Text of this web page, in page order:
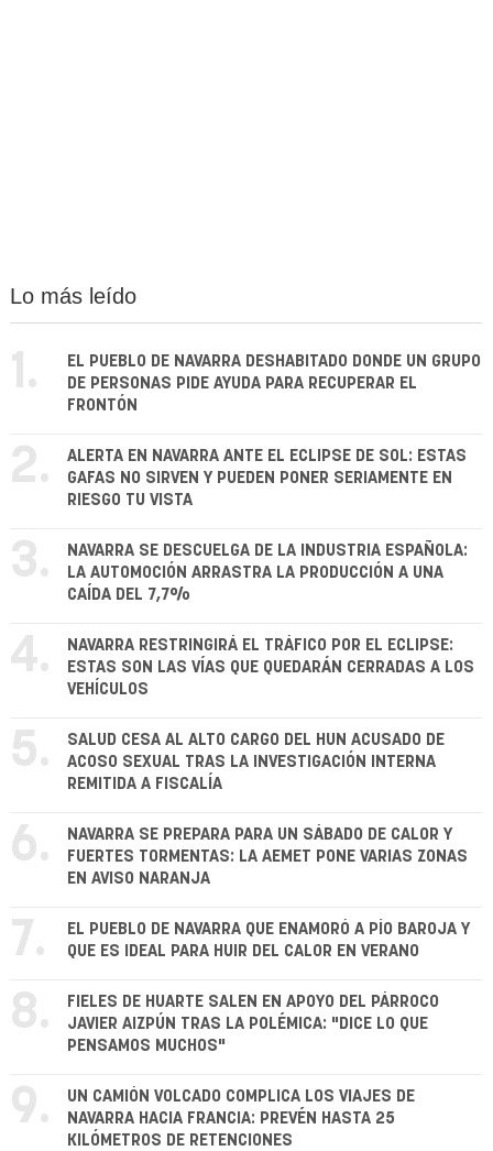
Lo más leído
1.
EL PUEBLO DE NAVARRA DESHABITADO DONDE UN GRUPO
DE PERSONAS PIDE AYUDA PARA RECUPERAR EL
FRONTÓN
2.
ALERTA EN NAVARRA ANTE EL ECLIPSE DE SOL: ESTAS
GAFAS NO SIRVEN Y PUEDEN PONER SERIAMENTE EN
RIESGO TU VISTA
3.
NAVARRA SE DESCUELGA DE LA INDUSTRIA ESPAÑOLA:
LA AUTOMOCIÓN ARRASTRA LA PRODUCCIÓN A UNA
CAÍDA DEL 7,7%
4.
NAVARRA RESTRINGIRÁ EL TRÁFICO POR EL ECLIPSE:
ESTAS SON LAS VÍAS QUE QUEDARÁN CERRADAS A LOS
VEHÍCULOS
5.
SALUD CESA AL ALTO CARGO DEL HUN ACUSADO DE
ACOSO SEXUAL TRAS LA INVESTIGACIÓN INTERNA
REMITIDA A FISCALÍA
6.
NAVARRA SE PREPARA PARA UN SÁBADO DE CALOR Y
FUERTES TORMENTAS: LA AEMET PONE VARIAS ZONAS
EN AVISO NARANJA
7.
EL PUEBLO DE NAVARRA QUE ENAMORÓ A PÍO BAROJA Y
QUE ES IDEAL PARA HUIR DEL CALOR EN VERANO
8.
FIELES DE HUARTE SALEN EN APOYO DEL PÁRROCO
JAVIER AIZPÚN TRAS LA POLÉMICA: "DICE LO QUE
PENSAMOS MUCHOS"
9.
UN CAMIÓN VOLCADO COMPLICA LOS VIAJES DE
NAVARRA HACIA FRANCIA: PREVÉN HASTA 25
KILÓMETROS DE RETENCIONES